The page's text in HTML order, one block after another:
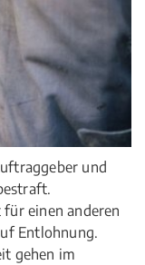
und
einen anderen
Entlohnung.
gehen im